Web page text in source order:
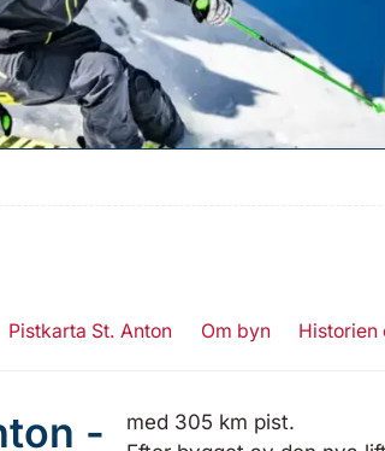
Pistkarta St. Anton Om byn Historien
-
med 305 km pist.